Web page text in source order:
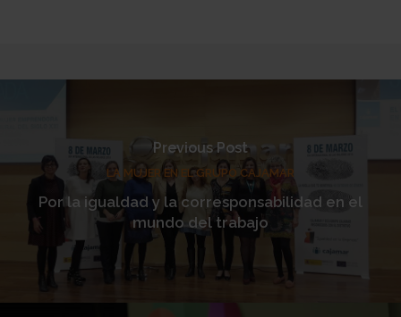
Previous Post
LA MUJER EN EL GRUPO CAJAMAR
Por la igualdad y la corresponsabilidad en el
mundo del trabajo